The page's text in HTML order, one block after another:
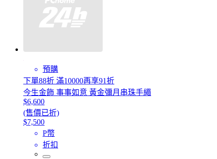
預購
下單88折 滿10000再享91折
今生金飾 事事如意 黃金彌月串珠手繩
$6,600
(售價已折)
$7,500
P幣
折扣